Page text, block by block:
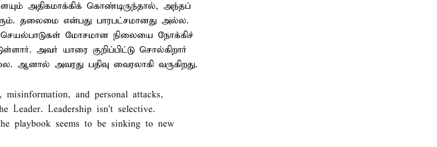
அதிகமாக்கிக் கொண்டிருந்தால், அந்தப்
தலைமை என்பது பாரபட்சமானது அல்ல.
செயல்பாடுகள் மோசமான நிலையை நோக்கிச்
அவர் யாரை குறிப்பிட்டு சொல்கிறார்
அவரது பதிவு வைரலாகி வருகிறது.
and personal attacks,
Leadership isn’t selective.
playbook seems to be sinking to new